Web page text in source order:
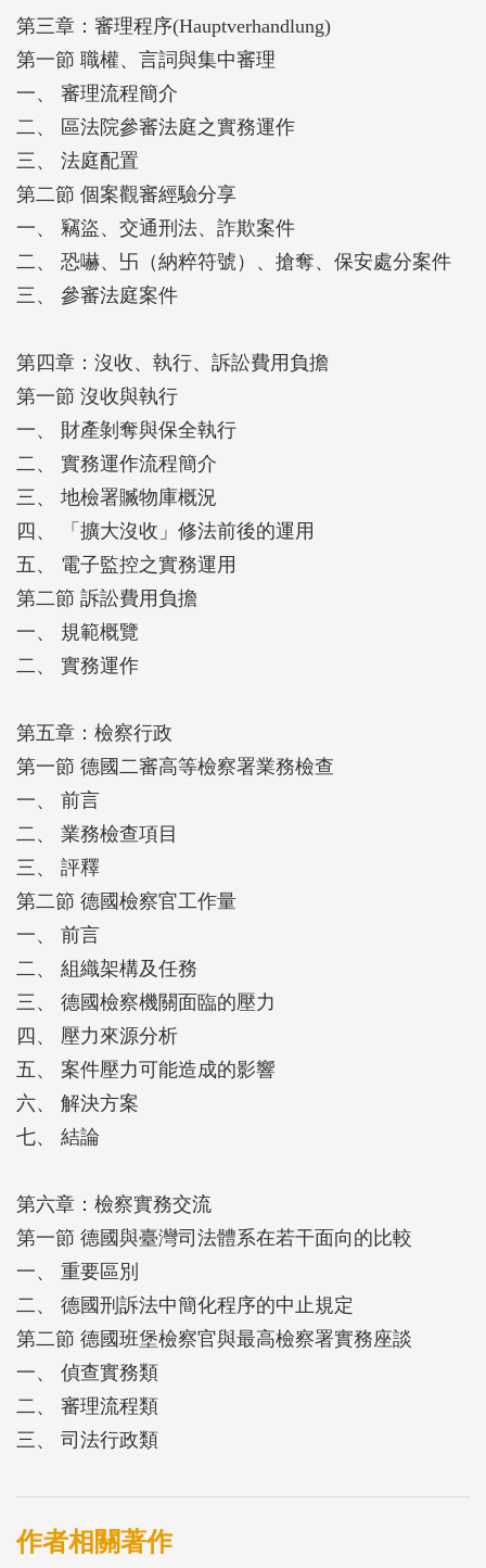
第三章：審理程序(Hauptverhandlung)
第一節 職權、言詞與集中審理
一、 審理流程簡介
二、 區法院參審法庭之實務運作
三、 法庭配置
第二節 個案觀審經驗分享
一、 竊盜、交通刑法、詐欺案件
二、 恐嚇、卐（納粹符號）、搶奪、保安處分案件
三、 參審法庭案件
第四章：沒收、執行、訴訟費用負擔
第一節 沒收與執行
一、 財產剝奪與保全執行
二、 實務運作流程簡介
三、 地檢署贓物庫概況
四、 「擴大沒收」修法前後的運用
五、 電子監控之實務運用
第二節 訴訟費用負擔
一、 規範概覽
二、 實務運作
第五章：檢察行政
第一節 德國二審高等檢察署業務檢查
一、 前言
二、 業務檢查項目
三、 評釋
第二節 德國檢察官工作量
一、 前言
二、 組織架構及任務
三、 德國檢察機關面臨的壓力
四、 壓力來源分析
五、 案件壓力可能造成的影響
六、 解決方案
七、 結論
第六章：檢察實務交流
第一節 德國與臺灣司法體系在若干面向的比較
一、 重要區別
二、 德國刑訴法中簡化程序的中止規定
第二節 德國班堡檢察官與最高檢察署實務座談
一、 偵查實務類
二、 審理流程類
三、 司法行政類
作者相關著作